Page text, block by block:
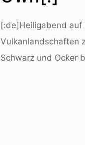
[:de]Heiligabend auf
Vulkanlandschaften
Schwarz und Ocker